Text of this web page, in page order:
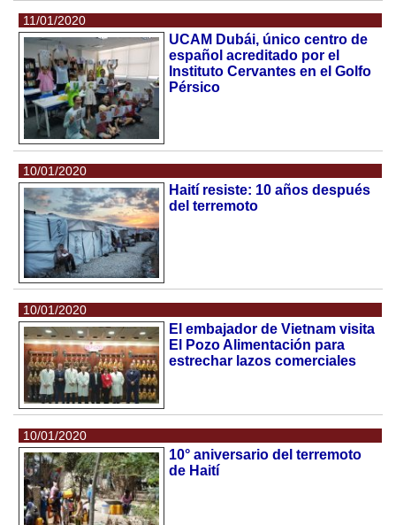
11/01/2020
UCAM Dubái, único centro de
español acreditado por el
Instituto Cervantes en el Golfo
Pérsico
10/01/2020
Haití resiste: 10 años después
del terremoto
10/01/2020
El embajador de Vietnam visita
El Pozo Alimentación para
estrechar lazos comerciales
10/01/2020
10° aniversario del terremoto
de Haití